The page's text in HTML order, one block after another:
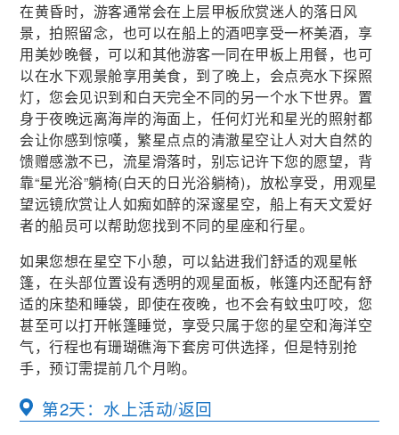
在黄昏时，游客通常会在上层甲板欣赏迷人的落日风
景，拍照留念，也可以在船上的酒吧享受一杯美酒，享
用美妙晚餐，可以和其他游客一同在甲板上用餐，也可
以在水下观景舱享用美食，到了晚上，会点亮水下探照
灯，您会见识到和白天完全不同的另一个水下世界。置
身于夜晚远离海岸的海面上，任何灯光和星光的照射都
会让你感到惊嘆，繁星点点的清澈星空让人对大自然的
馈赠感激不已，流星滑落时，别忘记许下您的愿望，背
靠“星光浴”躺椅(白天的日光浴躺椅)，放松享受，用观星
望远镜欣赏让人如痴如醉的深邃星空，船上有天文爱好
者的船员可以帮助您找到不同的星座和行星。
如果您想在星空下小憩，可以鉆进我们舒适的观星帐
篷，在头部位置设有透明的观星面板，帐篷内还配有舒
适的床垫和睡袋，即使在夜晚，也不会有蚊虫叮咬，您
甚至可以打开帐篷睡觉，享受只属于您的星空和海洋空
气，行程也有珊瑚礁海下套房可供选择，但是特别抢
手，预订需提前几个月哟。
第2天：水上活动/返回